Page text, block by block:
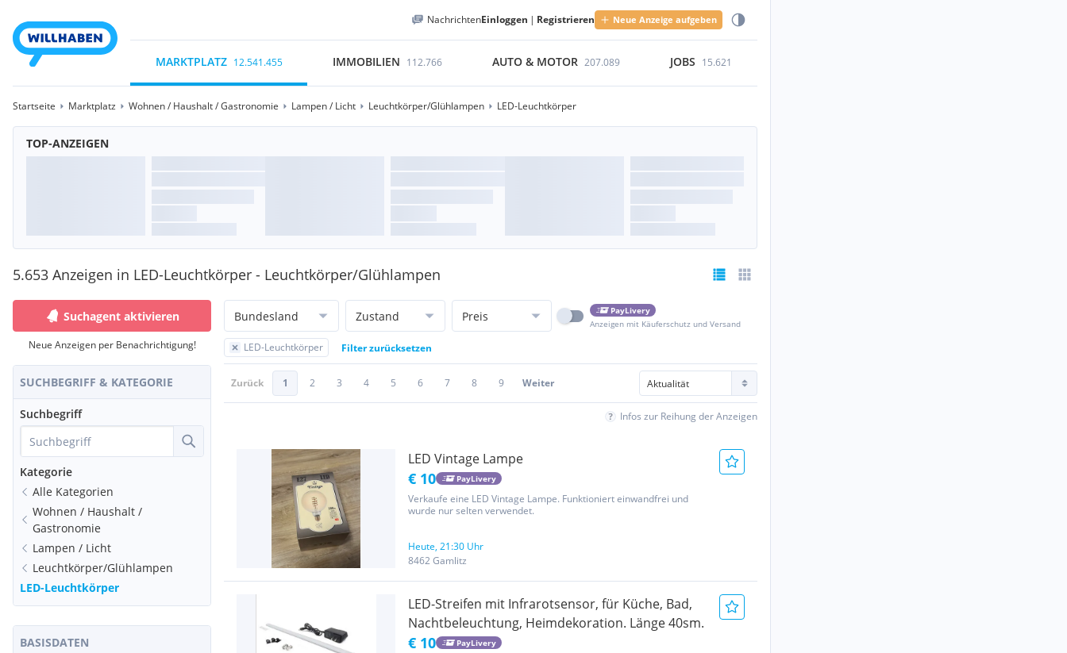
NachrichtenEinloggen | Registrieren Neue Anzeige aufgeben
MARKTPLATZ 12.541.455 IMMOBILIEN 112.766 AUTO & MOTOR 207.089 JOBS 15.621
Startseite Marktplatz Wohnen / Haushalt / Gastronomie Lampen / Licht Leuchtkörper/Glühlampen LED-Leuchtkörper
TOP-ANZEIGEN
5.653 Anzeigen in LED-Leuchtkörper - Leuchtkörper/Glühlampen
Suchagent aktivieren
Neue Anzeigen per Benachrichtigung!
SUCHBEGRIFF & KATEGORIE
Suchbegriff
Kategorie
Alle Kategorien
Wohnen / Haushalt /
Gastronomie
Lampen / Licht
Leuchtkörper/Glühlampen
LED-Leuchtkörper
BASISDATEN
Bundesland Zustand Preis
PayLivery
Anzeigen mit Käuferschutz und Versand
LED-Leuchtkörper Filter zurücksetzen
Zurück 1 2 3 4 5 6 7 8 9 Weiter
Infos zur Reihung der Anzeigen
LED Vintage Lampe
€ 10 PayLivery
Verkaufe eine LED Vintage Lampe. Funktioniert einwandfrei und
wurde nur selten verwendet.
Heute, 21:30 Uhr
8462 Gamlitz
LED-Streifen mit Infrarotsensor, für Küche, Bad,
Nachtbeleuchtung, Heimdekoration. Länge 40sm.
€ 10 PayLivery